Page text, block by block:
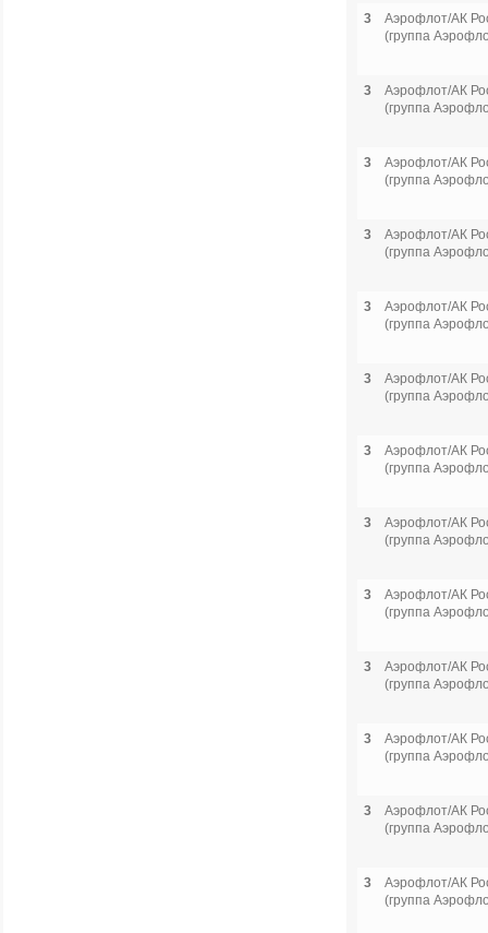
3
Аэрофлот/АК
(группа
3
Аэрофлот/АК
(группа
3
Аэрофлот/АК
(группа
3
Аэрофлот/АК
(группа
3
Аэрофлот/АК
(группа
3
Аэрофлот/АК
(группа
3
Аэрофлот/АК
(группа
3
Аэрофлот/АК
(группа
3
Аэрофлот/АК
(группа
3
Аэрофлот/АК
(группа
3
Аэрофлот/АК
(группа
3
Аэрофлот/АК
(группа
3
Аэрофлот/АК
(группа